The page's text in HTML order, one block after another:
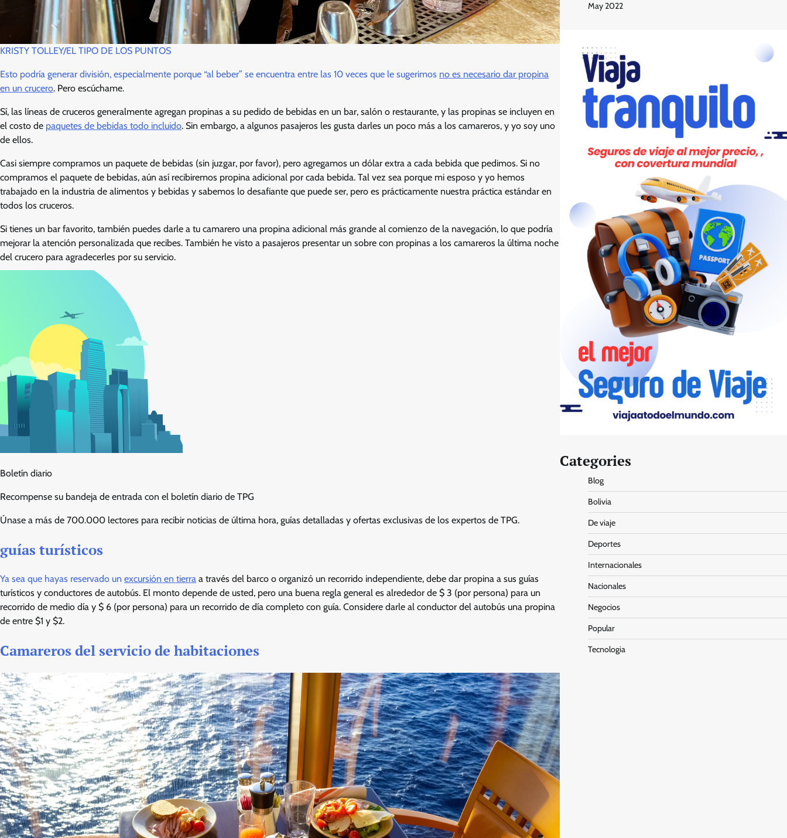
KRISTY TOLLEY/EL TIPO DE LOS PUNTOS
Esto podría generar división, especialmente porque “al beber” se encuentra entre las 10 veces que le sugerimos no es necesario dar propina
en un crucero. Pero escúchame.
Sí, las líneas de cruceros generalmente agregan propinas a su pedido de bebidas en un bar, salón o restaurante, y las propinas se incluyen en
el costo de paquetes de bebidas todo incluido. Sin embargo, a algunos pasajeros les gusta darles un poco más a los camareros, y yo soy uno
de ellos.
Casi siempre compramos un paquete de bebidas (sin juzgar, por favor), pero agregamos un dólar extra a cada bebida que pedimos. Si no
compramos el paquete de bebidas, aún así recibiremos propina adicional por cada bebida. Tal vez sea porque mi esposo y yo hemos
trabajado en la industria de alimentos y bebidas y sabemos lo desafiante que puede ser, pero es prácticamente nuestra práctica estándar en
todos los cruceros.
Si tienes un bar favorito, también puedes darle a tu camarero una propina adicional más grande al comienzo de la navegación, lo que podría
mejorar la atención personalizada que recibes. También he visto a pasajeros presentar un sobre con propinas a los camareros la última noche
del crucero para agradecerles por su servicio.
Boletín diario
Recompense su bandeja de entrada con el boletín diario de TPG
Únase a más de 700.000 lectores para recibir noticias de última hora, guías detalladas y ofertas exclusivas de los expertos de TPG.
guías turísticos
Ya sea que hayas reservado un excursión en tierra a través del barco o organizó un recorrido independiente, debe dar propina a sus guías
turísticos y conductores de autobús. El monto depende de usted, pero una buena regla general es alrededor de $ 3 (por persona) para un
recorrido de medio día y $ 6 (por persona) para un recorrido de día completo con guía. Considere darle al conductor del autobús una propina
de entre $1 y $2.
Camareros del servicio de habitaciones
May 2022
Categories
Blog
Bolivia
De viaje
Deportes
Internacionales
Nacionales
Negocios
Popular
Tecnologia